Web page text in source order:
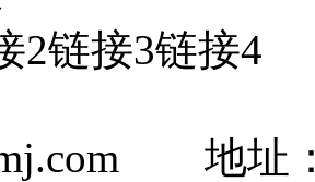
2链接3链接4
地址